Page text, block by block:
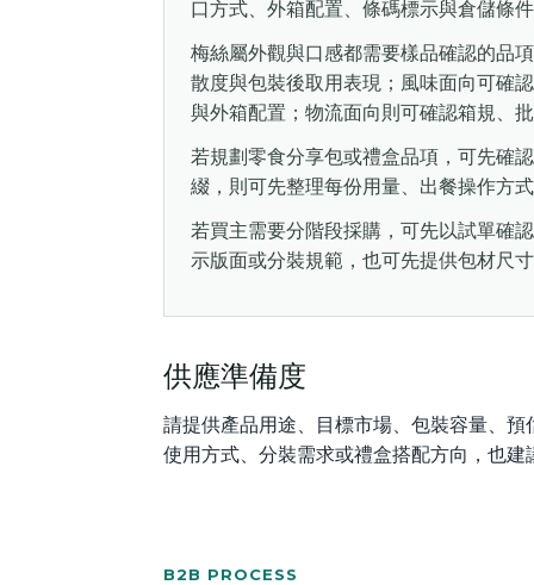
口方式、外箱配置、條碼標示與倉儲條
梅絲屬外觀與口感都需要樣品確認的品
散度與包裝後取用表現；風味面向可確
與外箱配置；物流面向則可確認箱規、
若規劃零食分享包或禮盒品項，可先確
綴，則可先整理每份用量、出餐操作方
若買主需要分階段採購，可先以試單確
示版面或分裝規範，也可先提供包材尺
供應準備度
請提供產品用途、目標市場、包裝容量、
使用方式、分裝需求或禮盒搭配方向，也
B2B PROCESS